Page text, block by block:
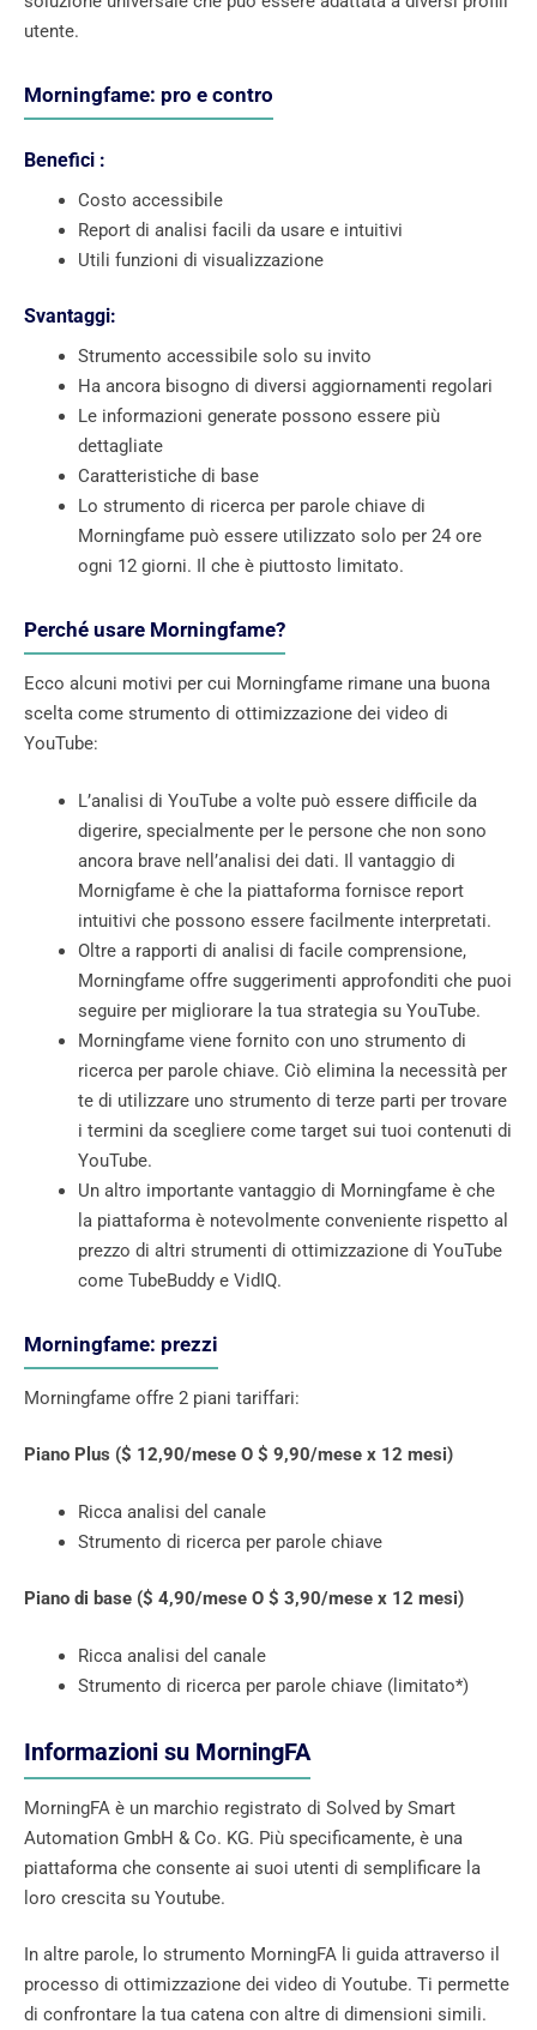
utente.
Morningfame: pro e contro
Benefici :
Costo accessibile
Report di analisi facili da usare e intuitivi
Utili funzioni di visualizzazione
Svantaggi:
Strumento accessibile solo su invito
Ha ancora bisogno di diversi aggiornamenti regolari
Le informazioni generate possono essere più
dettagliate
Caratteristiche di base
Lo strumento di ricerca per parole chiave di
Morningfame può essere utilizzato solo per 24 ore
ogni 12 giorni. Il che è piuttosto limitato.
Perché usare Morningfame?
Ecco alcuni motivi per cui Morningfame rimane una buona
scelta come strumento di ottimizzazione dei video di
YouTube:
L’analisi di YouTube a volte può essere difficile da
digerire, specialmente per le persone che non sono
ancora brave nell’analisi dei dati. Il vantaggio di
Mornigfame è che la piattaforma fornisce report
intuitivi che possono essere facilmente interpretati.
Oltre a rapporti di analisi di facile comprensione,
Morningfame offre suggerimenti approfonditi che puoi
seguire per migliorare la tua strategia su YouTube.
Morningfame viene fornito con uno strumento di
ricerca per parole chiave. Ciò elimina la necessità per
te di utilizzare uno strumento di terze parti per trovare
i termini da scegliere come target sui tuoi contenuti di
YouTube.
Un altro importante vantaggio di Morningfame è che
la piattaforma è notevolmente conveniente rispetto al
prezzo di altri strumenti di ottimizzazione di YouTube
come TubeBuddy e VidIQ.
Morningfame: prezzi
Morningfame offre 2 piani tariffari:
Piano Plus ($ 12,90/mese O $ 9,90/mese x 12 mesi)
Ricca analisi del canale
Strumento di ricerca per parole chiave
Piano di base ($ 4,90/mese O $ 3,90/mese x 12 mesi)
Ricca analisi del canale
Strumento di ricerca per parole chiave (limitato*)
Informazioni su MorningFA
MorningFA è un marchio registrato di Solved by Smart
Automation GmbH & Co. KG. Più specificamente, è una
piattaforma che consente ai suoi utenti di semplificare la
loro crescita su Youtube.
In altre parole, lo strumento MorningFA li guida attraverso il
processo di ottimizzazione dei video di Youtube. Ti permette
di confrontare la tua catena con altre di dimensioni simili.